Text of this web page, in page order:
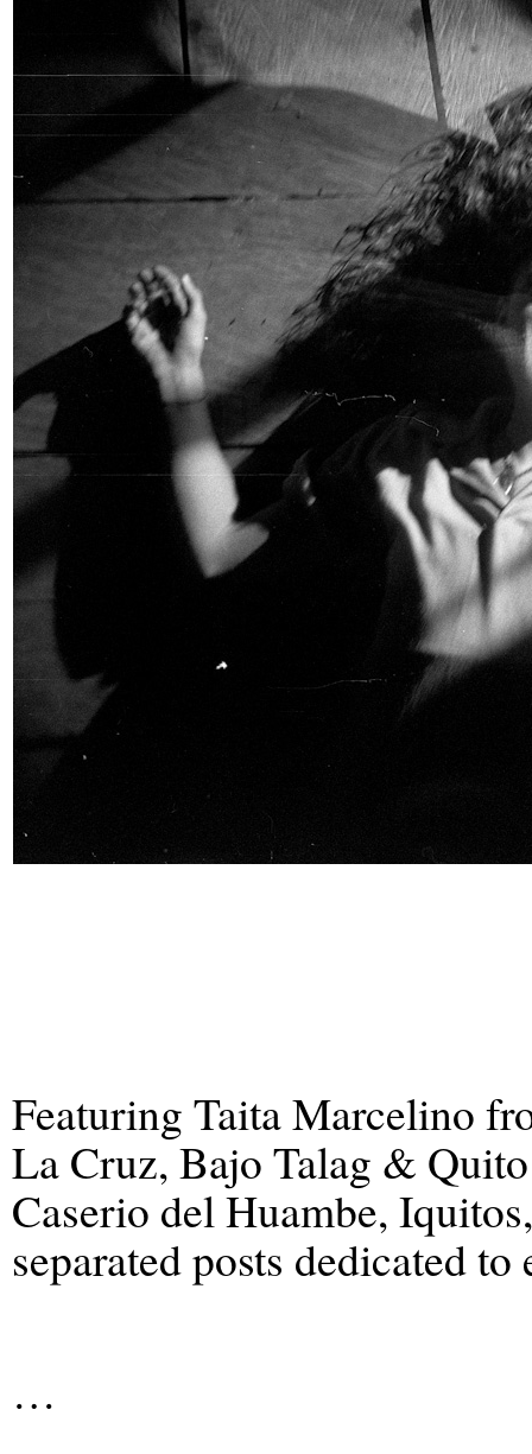
Featuring Taita Marcelino
La Cruz, Bajo Talag &
Caserio del Huambe,
separated posts dedicated
…